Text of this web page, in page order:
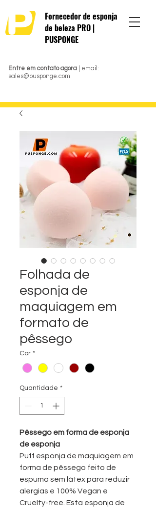
Entre em contato agora | email:
sales@pusponge.com
Fornecedor de esponja
de beleza PRO |
PUSPONGE
Folhada de
esponja de
maquiagem em
formato de
pêssego
Cor *
Quantidade *
Pêssego em forma de esponja
de esponja
Puff esponja de maquiagem em
forma de pêssego feito de
espuma sem látex para reduzir
alergias e 100% Vegan e
Cruelty-free. Esta esponja de